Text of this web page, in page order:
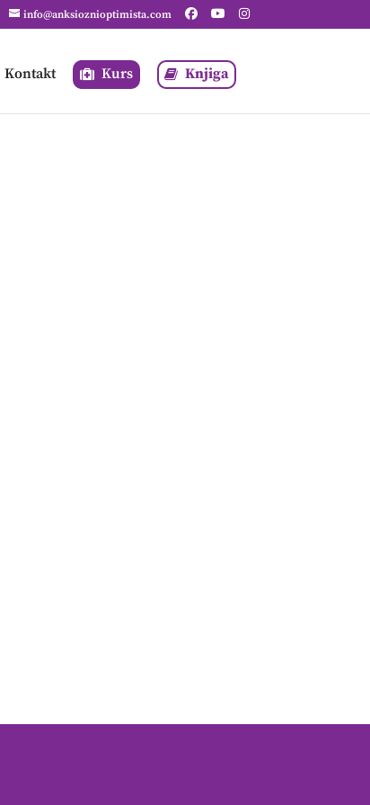
info@anksioznioptimista.com
Kontakt Kurs Knjiga